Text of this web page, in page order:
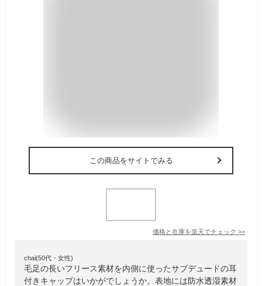
この商品をサイトでみる
価格と在庫を楽天でチェック >>
chai(50代・女性)
毛足の長いフリース素材を内側に使ったサブデュードの耳
付きキャップはいかがでしょうか。表地には防水透湿素材